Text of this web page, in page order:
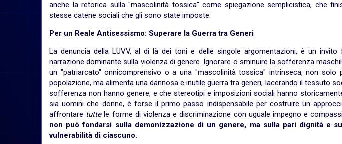
anche la retorica sulla "mascolinità tossica" come spiegazione semplicistica, che
stesse catene sociali che gli sono state imposte.
Per un Reale Antisessismo: Superare la Guerra tra Generi
La denuncia della LUVV, al di là dei toni e delle singole argomentazioni, è un
narrazione dominante sulla violenza di genere. Ignorare o sminuire la sofferenza
un "patriarcato" onnicomprensivo o a una "mascolinità tossica" intrinseca, non solo
popolazione, ma alimenta una dannosa e inutile guerra tra generi, lacerando il tessuto
sofferenza non hanno genere, e che stereotipi e imposizioni sociali hanno
sia uomini che donne, è forse il primo passo indispensabile per costruire un
affrontare tuttele forme di violenza e discriminazione con uguale impegno e
non può fondarsi sulla demonizzazione di un genere, ma sulla pari dignità e
vulnerabilità di ciascuno.